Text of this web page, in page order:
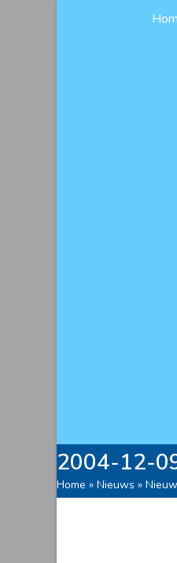
2004-12-
Home » Nieuws »